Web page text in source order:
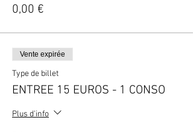
0,00 €
Vente expirée
Type de billet
ENTREE 15 EUROS - 1 CONSO
Plus d'info